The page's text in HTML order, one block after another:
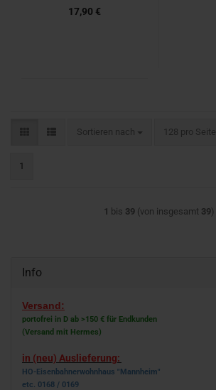
17,90 €
Sortieren nach
Sortieren nach 128 pro Seite
pro Seite
1
1 bis 39 (von insgesamt 39)
Info
Versand:
portofrei in D ab >150 € für Endkunden
(Versand mit Hermes)
in (neu) Auslieferung:
HO-Eisenbahnerwohnhaus "Mannheim"
etc. 0168 / 0169